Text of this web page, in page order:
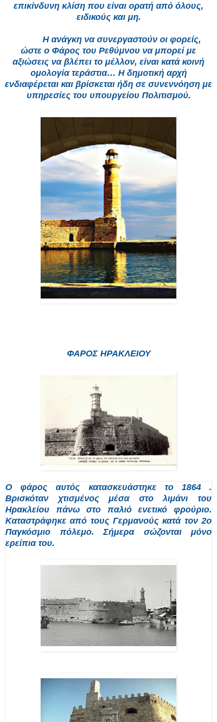
επικίνδυνη κλίση που είναι ορατή από όλους,
ειδικούς και μη.
Ηανάγκη να συνεργαστούν οι φορείς,
ώστε ο Φάρος του Ρεθύμνου να μπορεί με
αξιώσεις να βλέπει το μέλλον, είναι κατά κοινή
ομολογία τεράστια… Η δημοτική αρχή
ενδιαφέρεται και βρίσκεται ήδη σε συνεννόηση με
υπηρεσίες του υπουργείου Πολιτισμού.
ΦΑΡΟΣ ΗΡΑΚΛΕΙΟΥ
Ο φάρος αυτός κατασκευάστηκε το 1864 .
Βρισκόταν χτισμένος μέσα στο λιμάνι του
Ηρακλείου πάνω στο παλιό ενετικό φρούριο.
Καταστράφηκε από τους Γερμανούς κατά τον 2ο
Παγκόσμιο πόλεμο. Σήμερα σώζονται μόνο
ερείπια του.